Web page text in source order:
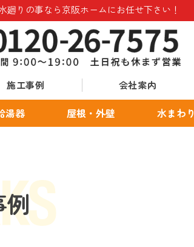
りの事なら京阪ホームにお任せ下さい！
施工事例 会社案内
湯器 屋根・外壁 水まわり
例